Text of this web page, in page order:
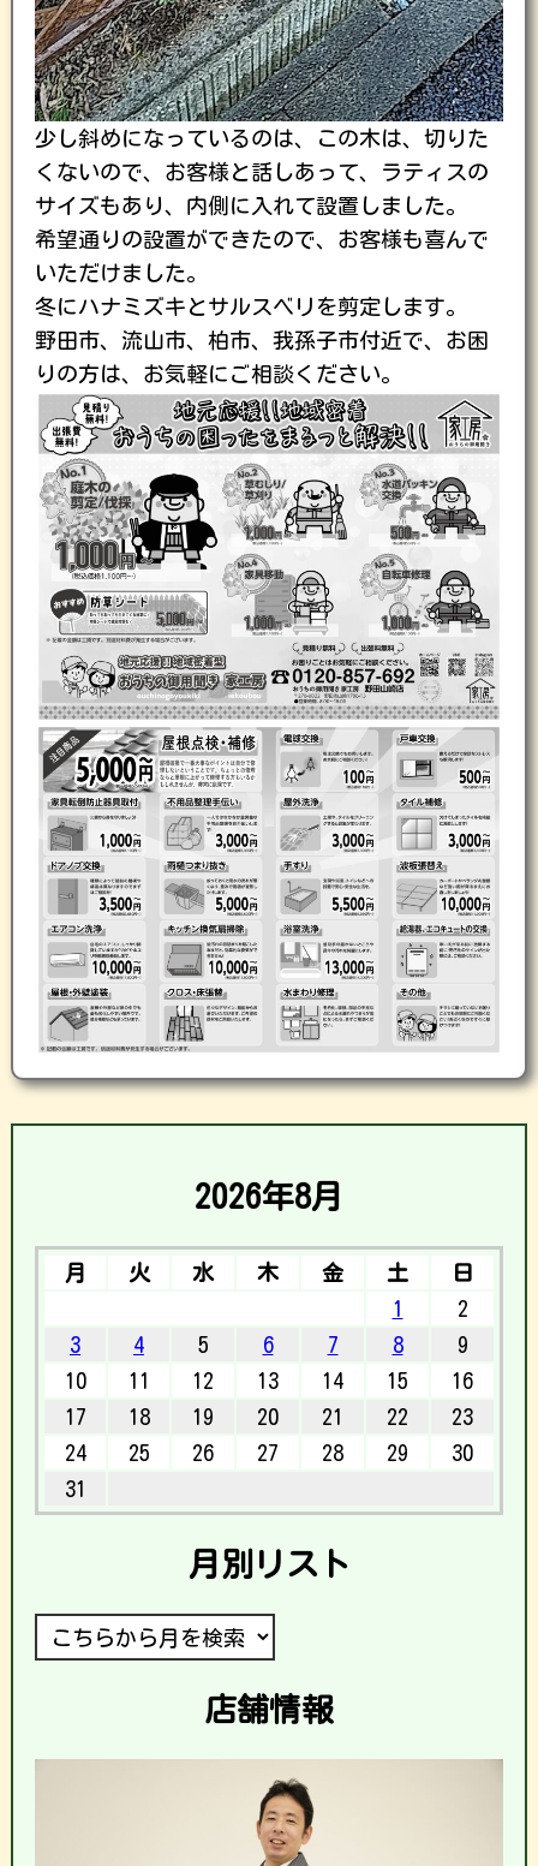
少し斜めになっているのは、この木は、切りた
くないので、お客様と話しあって、ラティスの
サイズもあり、内側に入れて設置しました。
希望通りの設置ができたので、お客様も喜んで
いただけました。
冬にハナミズキとサルスベリを剪定します。
野田市、流山市、柏市、我孫子市付近で、お困
りの方は、お気軽にご相談ください。
2026年8月
月 火 水 木 金 土
日
1
2
3
4 5 6 7 8
9
10
11 12 13 14 15
16
17
18 19 20 21 22
23
24
25 26 27 28 29
30
31
月別リスト
店舗情報